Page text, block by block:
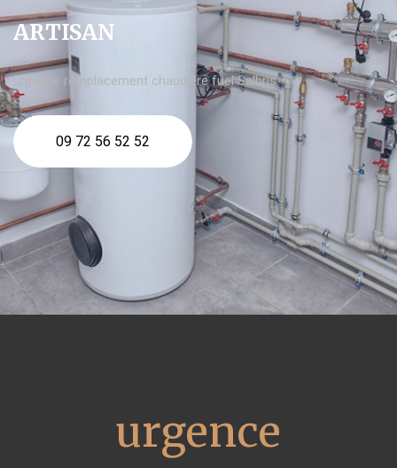
ARTISAN
urgence remplacement chaudière fuel Salbris
09 72 56 52 52
urgence